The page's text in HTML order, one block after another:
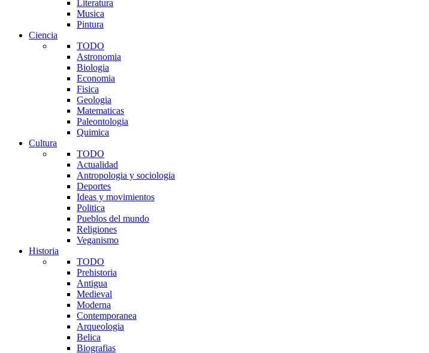
Literatura
Musica
Pintura
Ciencia
TODO
Astronomia
Biologia
Economia
Fisica
Geologia
Matematicas
Paleontologia
Quimica
Cultura
TODO
Actualidad
Antropologia y sociologia
Deportes
Ideas y movimientos
Politica
Pueblos del mundo
Religiones
Veganismo
Historia
TODO
Prehistoria
Antigua
Medieval
Moderna
Contemporanea
Arqueologia
Belica
Biografias